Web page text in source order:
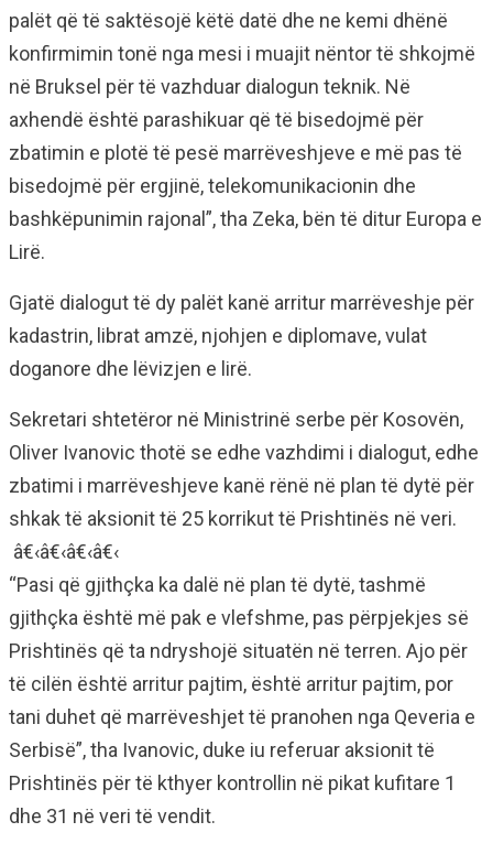
palët që të saktësojë këtë datë dhe ne kemi dhënë
konfirmimin tonë nga mesi i muajit nëntor të shkojmë
në Bruksel për të vazhduar dialogun teknik. Në
axhendë është parashikuar që të bisedojmë për
zbatimin e plotë të pesë marrëveshjeve e më pas të
bisedojmë për ergjinë, telekomunikacionin dhe
bashkëpunimin rajonal”, tha Zeka, bën të ditur Europa e
Lirë.
Gjatë dialogut të dy palët kanë arritur marrëveshje për
kadastrin, librat amzë, njohjen e diplomave, vulat
doganore dhe lëvizjen e lirë.
Sekretari shtetëror në Ministrinë serbe për Kosovën,
Oliver Ivanovic thotë se edhe vazhdimi i dialogut, edhe
zbatimi i marrëveshjeve kanë rënë në plan të dytë për
shkak të aksionit të 25 korrikut të Prishtinës në veri.
â€‹â€‹â€‹â€‹
“Pasi që gjithçka ka dalë në plan të dytë, tashmë
gjithçka është më pak e vlefshme, pas përpjekjes së
Prishtinës që ta ndryshojë situatën në terren. Ajo për
të cilën është arritur pajtim, është arritur pajtim, por
tani duhet që marrëveshjet të pranohen nga Qeveria e
Serbisë”, tha Ivanovic, duke iu referuar aksionit të
Prishtinës për të kthyer kontrollin në pikat kufitare 1
dhe 31 në veri të vendit.